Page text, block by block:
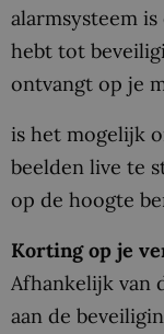
alarmsysteem
hebt tot
ontvangt op je
is het mogelijk
beelden live te
op de hoogte
Korting op je
Afhankelijk van
aan de